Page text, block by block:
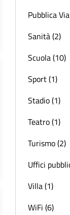
Pubblica
Sanità (2)
Scuola (10)
Sport (1)
Stadio (1)
Teatro (1)
Turismo (2)
Uffici
Villa (1)
WiFi (6)